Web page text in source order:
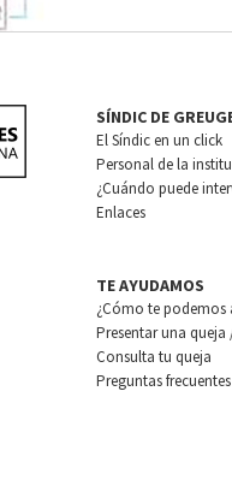
SÍNDIC DE
El Síndic en un click
Personal de la
¿Cuándo puede
Enlaces
TE AYUDAMOS
¿Cómo te podemos
Presentar una
Consulta tu queja
Preguntas frecuentes